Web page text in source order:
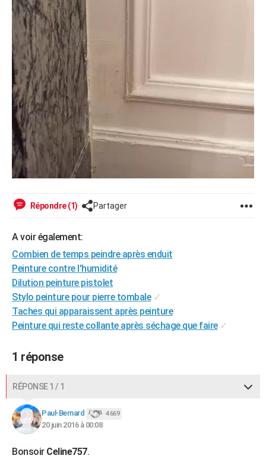
Répondre (1) Partager
A voir également:
Combien de temps peindre après enduit
Peinture contre l'humidité
Dilution peinture pistolet
Stylo peinture pour pierre tombale ✓
Taches qui apparaissent après peinture
Peinture qui reste collante après séchage que faire ✓
1 réponse
RÉPONSE 1 / 1
Paul-Bernard 4 669
20 juin 2016 à 00:08
Bonsoir Celine757.